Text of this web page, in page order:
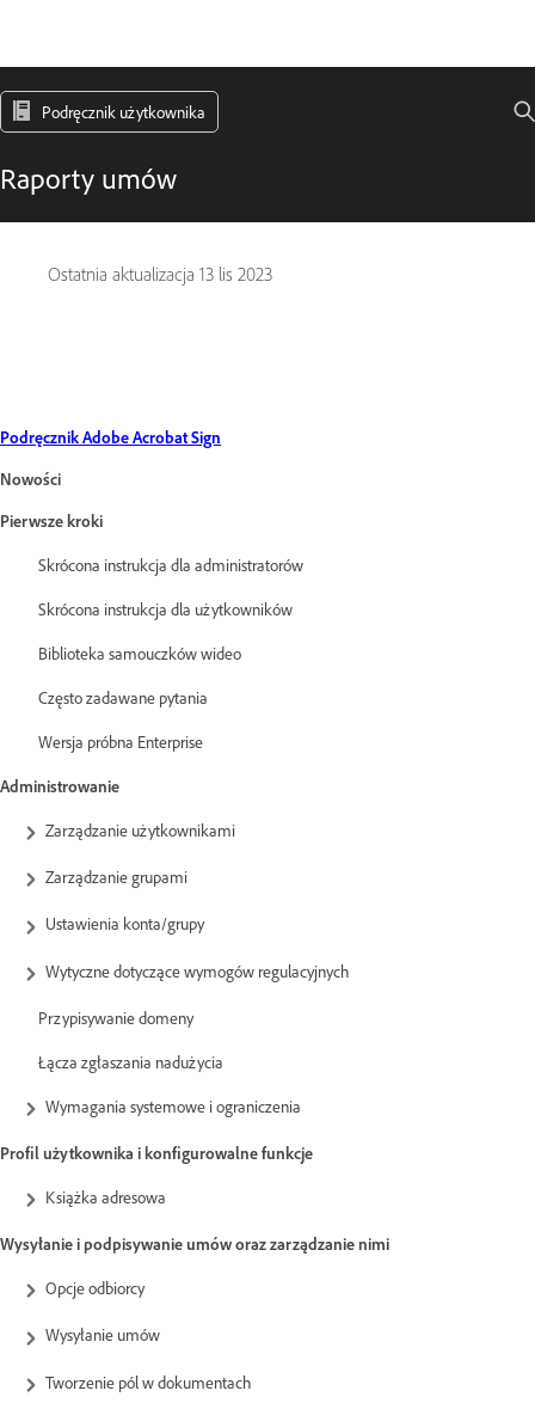
Podręcznik użytkownika
Raporty umów
Ostatnia aktualizacja 13 lis 2023
Podręcznik Adobe Acrobat Sign
Nowości
Pierwsze kroki
Skrócona instrukcja dla administratorów
Skrócona instrukcja dla użytkowników
Biblioteka samouczków wideo
Często zadawane pytania
Wersja próbna Enterprise
Administrowanie
Zarządzanie użytkownikami
Zarządzanie grupami
Ustawienia konta/grupy
Wytyczne dotyczące wymogów regulacyjnych
Przypisywanie domeny
Łącza zgłaszania nadużycia
Wymagania systemowe i ograniczenia
Profil użytkownika i konfigurowalne funkcje
Książka adresowa
Wysyłanie i podpisywanie umów oraz zarządzanie nimi
Opcje odbiorcy
Wysyłanie umów
Tworzenie pól w dokumentach